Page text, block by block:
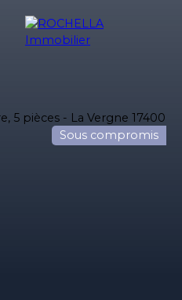
Sous compromis